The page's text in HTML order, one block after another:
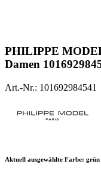
PHILIPPE
Damen
Art.-Nr.: 101692984541
Aktuell ausgewählte Farbe: grün